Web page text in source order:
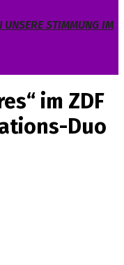
UNSERE STIMMUNG IM
im ZDF
Duo